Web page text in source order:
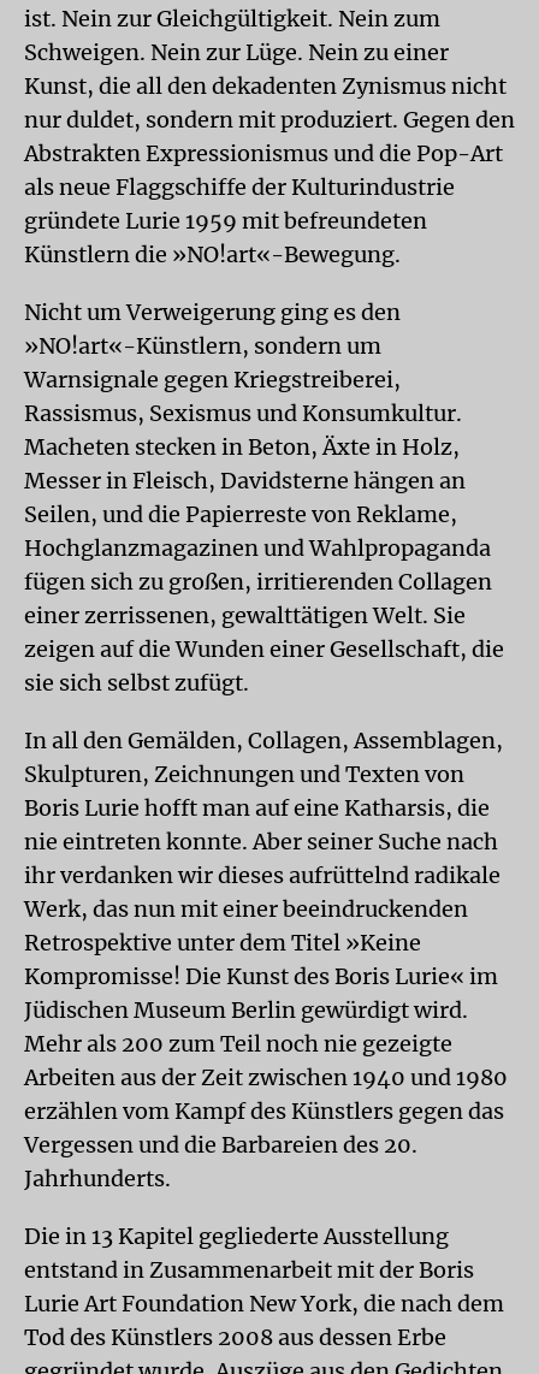
ist. Nein zur Gleichgültigkeit. Nein zum
Schweigen. Nein zur Lüge. Nein zu einer
Kunst, die all den dekadenten Zynismus nicht
nur duldet, sondern mit produziert. Gegen den
Abstrakten Expressionismus und die Pop-Art
als neue Flaggschiffe der Kulturindustrie
gründete Lurie 1959 mit befreundeten
Künstlern die »NO!art«-Bewegung.
Nicht um Verweigerung ging es den
»NO!art«-Künstlern, sondern um
Warnsignale gegen Kriegstreiberei,
Rassismus, Sexismus und Konsumkultur.
Macheten stecken in Beton, Äxte in Holz,
Messer in Fleisch, Davidsterne hängen an
Seilen, und die Papierreste von Reklame,
Hochglanzmagazinen und Wahlpropaganda
fügen sich zu großen, irritierenden Collagen
einer zerrissenen, gewalttätigen Welt. Sie
zeigen auf die Wunden einer Gesellschaft, die
sie sich selbst zufügt.
In all den Gemälden, Collagen, Assemblagen,
Skulpturen, Zeichnungen und Texten von
Boris Lurie hofft man auf eine Katharsis, die
nie eintreten konnte. Aber seiner Suche nach
ihr verdanken wir dieses aufrüttelnd radikale
Werk, das nun mit einer beeindruckenden
Retrospektive unter dem Titel »Keine
Kompromisse! Die Kunst des Boris Lurie« im
Jüdischen Museum Berlin gewürdigt wird.
Mehr als 200 zum Teil noch nie gezeigte
Arbeiten aus der Zeit zwischen 1940 und 1980
erzählen vom Kampf des Künstlers gegen das
Vergessen und die Barbareien des 20.
Jahrhunderts.
Die in 13 Kapitel gegliederte Ausstellung
entstand in Zusammenarbeit mit der Boris
Lurie Art Foundation New York, die nach dem
Tod des Künstlers 2008 aus dessen Erbe